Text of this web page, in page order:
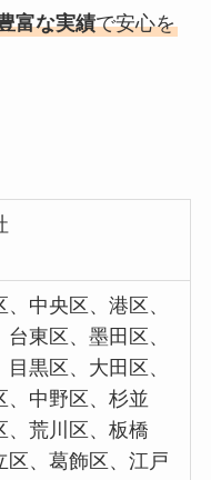
富な実績で安心を
、中央区、港区、
東区、墨田区、
黒区、大田区、
、中野区、杉並
、荒川区、板橋
区、葛飾区、江戸